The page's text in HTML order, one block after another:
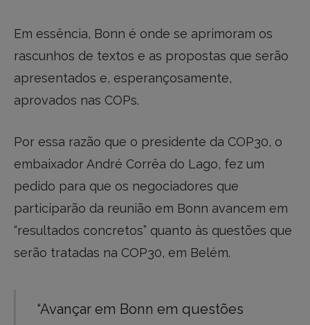
Em essência, Bonn é onde se aprimoram os
rascunhos de textos e as propostas que serão
apresentados e, esperançosamente,
aprovados nas COPs.
Por essa razão que o presidente da COP30, o
embaixador André Corrêa do Lago, fez um
pedido para que os negociadores que
participarão da reunião em Bonn avancem em
“resultados concretos” quanto às questões que
serão tratadas na COP30, em Belém.
“Avançar em Bonn em questões